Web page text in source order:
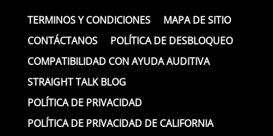
TERMINOS Y CONDICIONES
MAPA DE SITIO
CONTÁCTANOS
POLÍTICA DE DESBLOQUEO
COMPATIBILIDAD CON AYUDA AUDITIVA
STRAIGHT TALK BLOG
POLÍTICA DE PRIVACIDAD
POLÍTICA DE PRIVACIDAD DE CALIFORNIA